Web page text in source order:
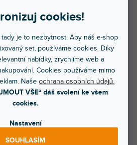
cookies!
je to nezbytnost. Aby náš e-shop
set, používáme cookies. Díky
nabídky, zrychlíme web a
Cookies používáme mimo
Naše ochrana osobních údajů.
VŠE“ dáš svolení ke všem
cookies.
Nastavení
SOUHLASÍM
Skin XDJ-R1 OW Orange-
White
Do 5 dnů